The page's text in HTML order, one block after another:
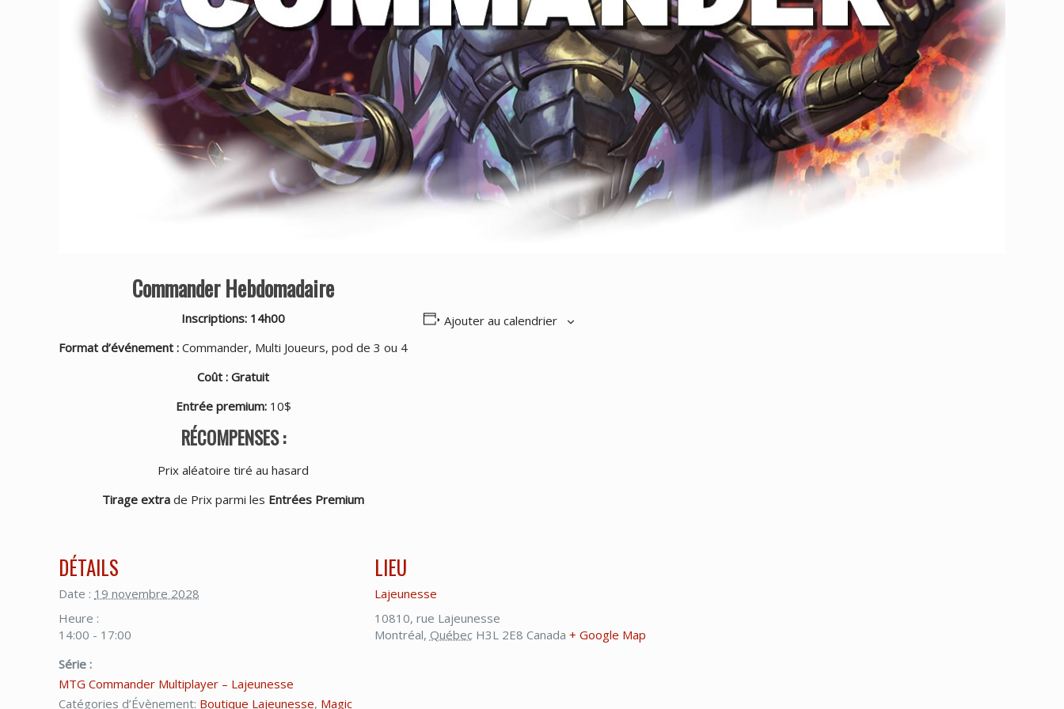
Commander Hebdomadaire
Inscriptions: 14h00
Format d’événement :Commander, Multi Joueurs, pod de 3 ou 4
Coût : Gratuit
Entrée premium:10$
RÉCOMPENSES :
Prix aléatoire tiré au hasard
Tirage extra de Prix parmi les Entrées Premium
Ajouter au calendrier
DÉTAILS
Date : 19 novembre 2028
Heure :
14:00 - 17:00
Série :
MTG Commander Multiplayer – Lajeunesse
Catégories d’Évènement: Boutique Lajeunesse, Magic
LIEU
Lajeunesse
10810, rue Lajeunesse
Montréal, Québec H3L 2E8 Canada + Google Map